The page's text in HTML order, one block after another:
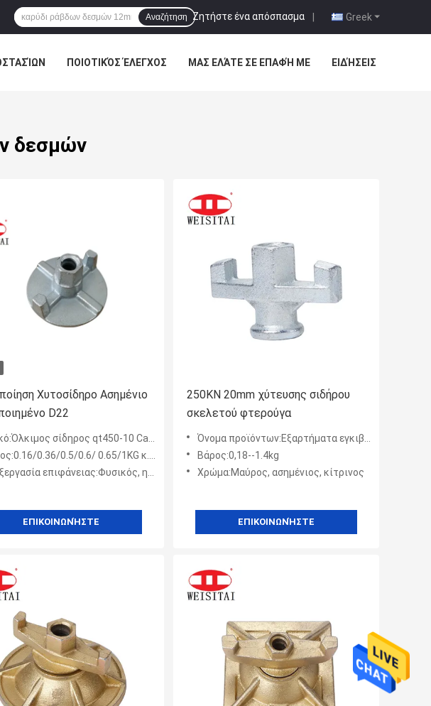
Greek
Ζητήστε ένα απόσπασμα |
Αναζήτηση
ΠΟΙΟΤΙΚΌΣ ΈΛΕΓΧΟΣ ΜΑΣ ΕΛΆΤΕ ΣΕ ΕΠΑΦΉ ΜΕ ΕΙΔΉΣΕΙΣ
δεσμών
Χυτοσίδηρο Ασημένιο
D22
σίδηρος qt450-10 Casted
0.36/0.5/0.6/ 0.65/1KG κ.λπ.
επιφάνειας:Φυσικός, ηλεκτρο γαλβανισμένος, HDG
ΕΠΙΚΟΙΝΩΝΉΣΤΕ
250KN 20mm χύτευσης σιδήρου
σκελετού φτερούγα
Όνομα προϊόντων:Εξαρτήματα εγκιβωτισμού που πετούν το καρύδι φτερών σιδήρου
Βάρος:0,18--1.4kg
Χρώμα:Μαύρος, ασημένιος, κίτρινος
ΕΠΙΚΟΙΝΩΝΉΣΤΕ